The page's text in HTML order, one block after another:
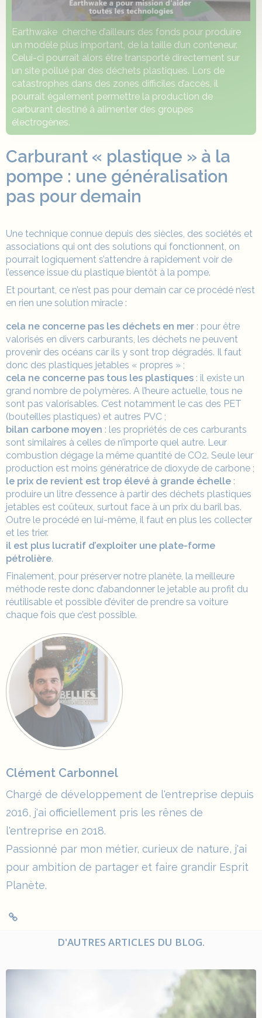
Earthwake cherche d’ailleurs des fonds pour produire
un modèle plus important, de la taille d’un conteneur.
Celui-ci pourrait alors être transporté directement sur
un site pollué par des déchets plastiques. Lors de
catastrophes dans des zones difficiles d’accès, il
pourrait également permettre la production de
carburant destiné à alimenter des groupes
électrogènes.
Carburant « plastique » à la
pompe : une généralisation
pas pour demain
Une technique connue depuis des siècles, des sociétés et
associations qui ont des solutions qui fonctionnent, on
pourrait logiquement s’attendre à rapidement voir de
l’essence issue du plastique bientôt à la pompe.
Et pourtant, ce n’est pas pour demain car ce procédé n’est
en rien une solution miracle :
cela ne concerne pas les déchets en mer : pour être
valorisés en divers carburants, les déchets ne peuvent
provenir des océans car ils y sont trop dégradés. Il faut
donc des plastiques jetables « propres » ;
cela ne concerne pas tous les plastiques : il existe un
grand nombre de polymères. A l’heure actuelle, tous ne
sont pas valorisables. C’est notamment le cas des PET
(bouteilles plastiques) et autres PVC ;
bilan carbone moyen : les propriétés de ces carburants
sont similaires à celles de n’importe quel autre. Leur
combustion dégage la même quantité de CO2. Seule leur
production est moins génératrice de dioxyde de carbone ;
le prix de revient est trop élevé à grande échelle :
produire un litre d’essence à partir des déchets plastiques
jetables est coûteux, surtout face à un prix du baril bas.
Outre le procédé en lui-même, il faut en plus les collecter
et les trier.
il est plus lucratif d’exploiter une plate-forme
pétrolière.
Finalement, pour préserver notre planète, la meilleure
méthode reste donc d’abandonner le jetable au profit du
réutilisable et possible d’éviter de prendre sa voiture
chaque fois que c’est possible.
Clément Carbonnel
Chargé de développement de l'entreprise depuis
2016, j'ai officiellement pris les rênes de
l'entreprise en 2018.
Passionné par mon métier, curieux de nature, j'ai
pour ambition de partager et faire grandir Esprit
Planète.
D'AUTRES ARTICLES DU BLOG.